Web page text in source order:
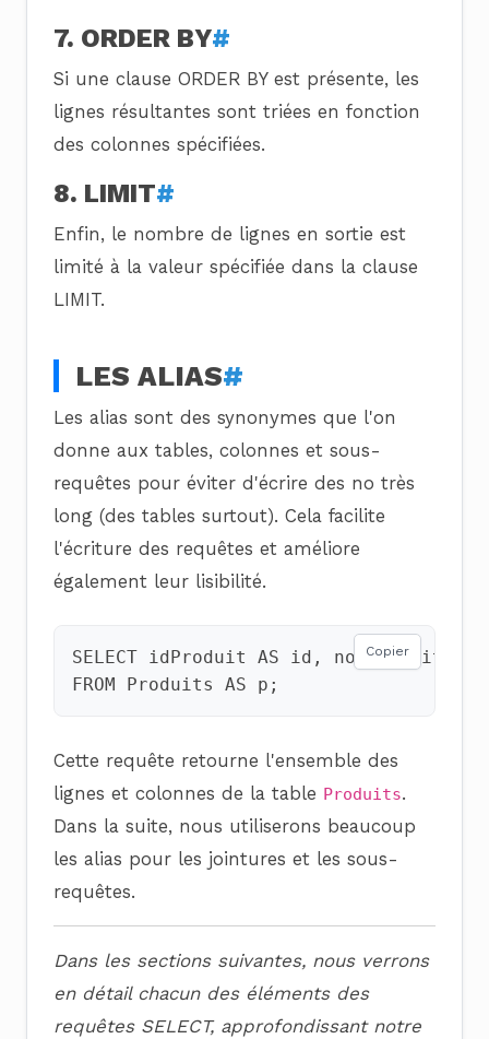
7. ORDER BY#
Si une clause ORDER BY est présente, les
lignes résultantes sont triées en fonction
des colonnes spécifiées.
8. LIMIT#
Enfin, le nombre de lignes en sortie est
limité à la valeur spécifiée dans la clause
LIMIT.
LES ALIAS#
Les alias sont des synonymes que l'on
donne aux tables, colonnes et sous-
requêtes pour éviter d'écrire des no très
long (des tables surtout). Cela facilite
l'écriture des requêtes et améliore
également leur lisibilité.
SELECT idProduit AS id , nomProduit
FROM
Produits AS p ;
Copier
Cette requête retourne l'ensemble des
lignes et colonnes de la table Produits.
Dans la suite, nous utiliserons beaucoup
les alias pour les jointures et les sous-
requêtes.
Dans les sections suivantes, nous verrons
en détail chacun des éléments des
requêtes SELECT, approfondissant notre